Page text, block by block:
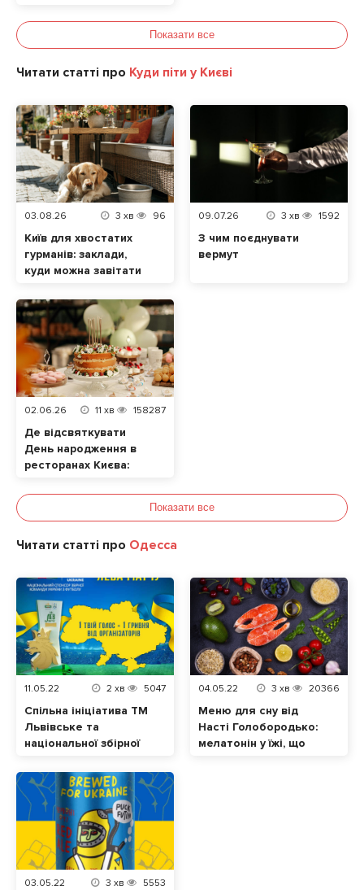
Показати все
Читати статті про Куди піти у Києві
03.08.26 3 хв 96
Київ для хвостатих
гурманів: заклади,
куди можна завітати
улюбленцем
09.07.26 3 хв 1592
З чим поєднувати
вермут
02.06.26 11 хв 158287
Де відсвяткувати
День народження в
ресторанах Києва:
Показати все
Читати статті про Одесса
11.05.22 2 хв 5047
Спільна ініціатива ТМ
Львівське та
національної збірної
Відтепер кожен
голос за «Лева
матчу» – це допомога
українцям
04.05.22 3 хв 20366
Меню для сну від
Насті Голобородько:
мелатонін у їжі, що
03.05.22 3 хв 5553